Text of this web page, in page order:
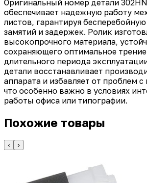
Оригинальный номер детали
обеспечивает надежную работу
листов, гарантируя бесперебойную
замятий и задержек. Ролик
высокопрочного материала,
сохраняющего оптимальное
длительного периода
детали восстанавливает
аппарата и избавляет от проблем
что особенно важно в условиях
работы офиса или типографии.
Похожие товары
‹ ›